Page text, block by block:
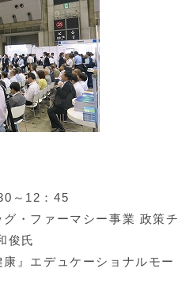
～12：45
・ファーマシー事業 政策チ
俊氏
』エデュケーショナルモー